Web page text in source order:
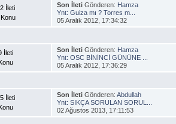
İleti
Son İletiGönderen: Hamza
Ynt: Guiza mı ? Torres m...
05 Aralık 2012, 17:34:32
İleti
Son İletiGönderen: Hamza
Ynt: OSC BİNİNCİ GÜNÜNE ...
05 Aralık 2012, 17:36:29
İleti
Son İletiGönderen: Abdullah
Ynt: SIKÇA SORULAN SORUL...
02 Ağustos 2013, 17:11:53